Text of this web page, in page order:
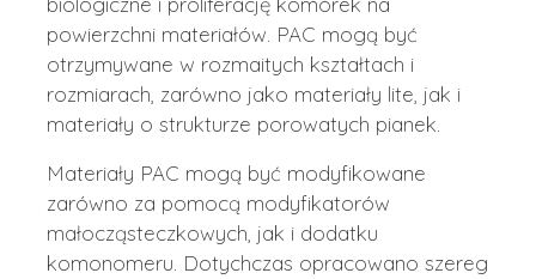
powierzchni materiałów. PAC mogą być
otrzymywane w rozmaitych kształtach i
rozmiarach, zarówno jako materiały lite, jak i
materiały o strukturze porowatych pianek.
Materiały PAC mogą być modyfikowane
zarówno za pomocą modyfikatorów
małocząsteczkowych, jak i dodatku
komonomeru. Dotychczas opracowano szereg